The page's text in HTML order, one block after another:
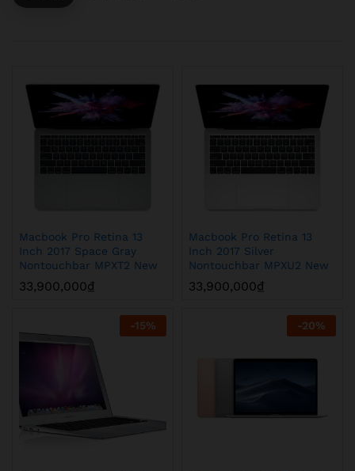
Macbook Pro Retina 13
Inch 2017 Space Gray
Nontouchbar MPXT2 New
33,900,000₫
Macbook Pro Retina 13
Inch 2017 Silver
Nontouchbar MPXU2 New
33,900,000₫
-15% -20%